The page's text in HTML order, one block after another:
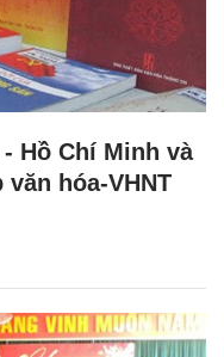
Hồ Chí Minh và
hóa-VHNT